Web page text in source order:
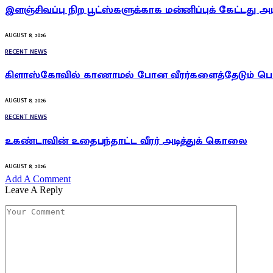
இளஞ்சிவப்பு நிற பூட்ஸ்களுக்காக மன்னிப்புக் கேட்டது
AUGUST 8, 2026
RECENT NEWS
கிளாஸ்கோவில் காணாமல் போன வீரர்களைத்தேடும்
AUGUST 8, 2026
RECENT NEWS
உகண்டாவின் உதைபந்தாட்ட வீரர் அடித்துக் கொலை
AUGUST 8, 2026
Add A Comment
Leave A Reply